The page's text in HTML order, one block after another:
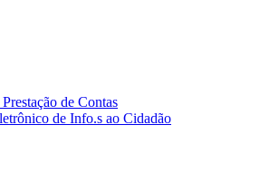
de Contas
de Info.s ao Cidadão